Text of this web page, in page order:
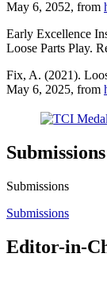
May 6, 2052, from
Early Excellence
Loose Parts Play.
Fix, A. (2021).
May 6, 2025, from
Submissions
Submissions
Submissions
Editor-in-